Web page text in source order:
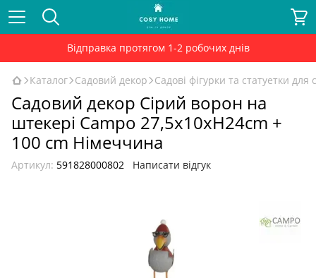
Відправка протягом 1-2 робочих днів
Каталог Садовий декор Садові фігурки та статуетки для
Cадовий декор Cірий ворон на
штекері Campo 27,5x10xH24cm +
100 cm Німеччина
Артикул: 591828000802 Написати відгук